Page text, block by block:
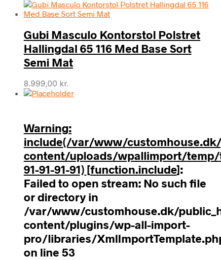
Gubi Masculo Kontorstol Polstret
Hallingdal 65 116 Med Base Sort
Semi Mat
8.999,00 kr.
Warning:
include(/var/www/
content/uploads/wpallimport/temp/
91-91-91-91) [function.include]:
Failed to open stream: No such file
or directory in
/var/www/customhouse.dk/
content/plugins/wp-all-import-
pro/libraries/
on line 53